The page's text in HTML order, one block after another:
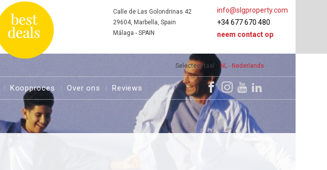
Selecteer taal NL - Nederlands
info@slgproperty.com
+34 677 670 480
neem contact op
Calle de Las Golondrinas 42
29604, Marbella, Spain
Málaga - SPAIN
Koopproces Over ons Reviews